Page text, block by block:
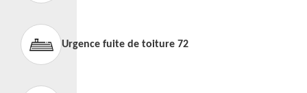
Urgence fuite de toiture 72